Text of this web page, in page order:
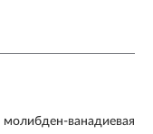
ванадиевая